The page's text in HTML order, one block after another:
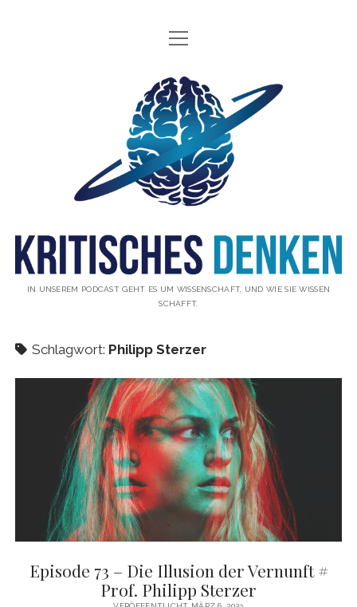
INFO
ÜBER UNS
WAS IST KRITISCHES DENKEN?
GÄSTE
THEMEN
UNTERSTÜTZUNG
KONTAKT
DAS BUCH ZUM PODCAST
facebook
linkedinyoutube
emailmastodon
patreonspotify
Menü
öffnen
Kritisches
Podcast
IN UNSEREM PODCAST GEHT ES UM WISSENSCHAFT, UND WIE SIE WISSEN
SCHAFFT.
Schlagwort: Philipp Sterzer
Episode 73 – Die Illusion der Vernunft #
Prof. Philipp Sterzer